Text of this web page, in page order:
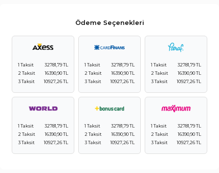
Ödeme Seçenekleri
1 Taksit
32781,79 TL
2 Taksit
16390,90 TL
3 Taksit
10927,26 TL
1 Taksit
32781,79 TL
2 Taksit
16390,90 TL
3 Taksit
10927,26 TL
1 Taksit
32781,79 TL
2 Taksit
16390,90 TL
3 Taksit
10927,26 TL
1 Taksit
32781,79 TL
2 Taksit
16390,90 TL
3 Taksit
10927,26 TL
1 Taksit
32781,79 TL
2 Taksit
16390,90 TL
3 Taksit
10927,26 TL
1 Taksit
32781,79 TL
2 Taksit
16390,90 TL
3 Taksit
10927,26 TL